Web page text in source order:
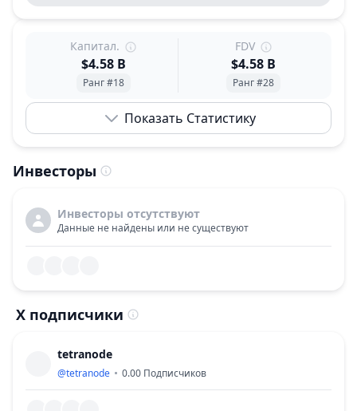
Капитал.
$4.58 B
Ранг #18
FDV
$4.58 B
Ранг #28
Показать Статистику
Инвесторы
Инвесторы отсутствуют
Данные не найдены или не существуют
X подписчики
tetranode
@tetranode 0.00 Подписчиков